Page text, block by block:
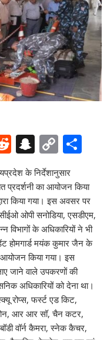
R
e
d
di
t
S
n
a
p
c
h
at
C
o
p
y
Li
n
k
ar
e
के निर्देशानुसार
प्रदर्शनी का आयोजन किया
किया गया। इस अवसर पर
ओपी सनोडिया, एसडीएम,
विभागों के अधिकारियों ने भी
होमगार्ड मयंक कुमार जैन के
किया गया। इस
जाने वाले उपकरणों की
अधिकारियों को देना था।
रोप्स, फर्स्ट एड किट,
आर आर सॉ, चैन कटर,
वॉर्न कैमरा, स्नेक कैचर,